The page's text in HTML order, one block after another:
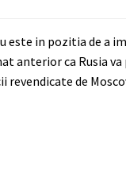
este in pozitia de a
anterior ca Rusia
de